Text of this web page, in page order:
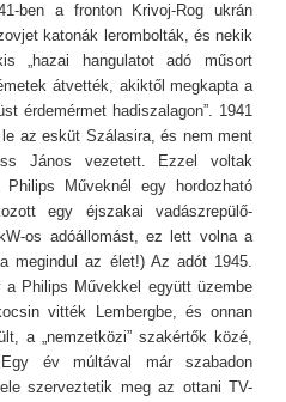
ben a fronton Krivoj-Rog ukrán
katonák lerombolták, és nekik
„hazai hangulatot adó műsort
átvették, akiktől megkapta a
érdemérmet hadiszalagon”. 1941
az esküt Szálasira, és nem ment
János vezetett. Ezzel voltak
Műveknél egy hordozható
egy éjszakai vadászrepülő-
os adóállomást, ez lett volna a
megindul az élet!) Az adót 1945.
Philips Művekkel együtt üzembe
vitték Lembergbe, és onnan
a „nemzetközi” szakértők közé,
év múltával már szabadon
szerveztetik meg az ottani TV-